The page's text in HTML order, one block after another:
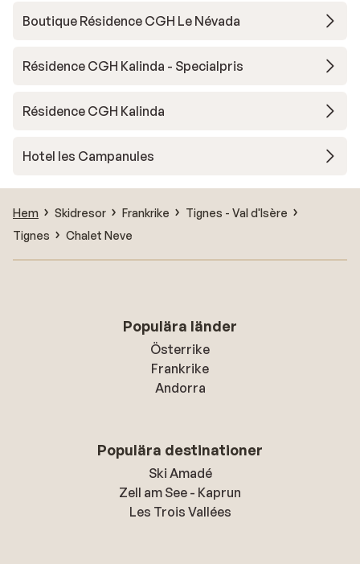
Boutique Résidence CGH Le Névada
Résidence CGH Kalinda - Specialpris
Résidence CGH Kalinda
Hotel les Campanules
Hem Skidresor Frankrike
Tignes - Val d'Isère
Tignes
Chalet Neve
Populära länder
Österrike
Frankrike
Andorra
Populära destinationer
Ski Amadé
Zell am See - Kaprun
Les Trois Vallées